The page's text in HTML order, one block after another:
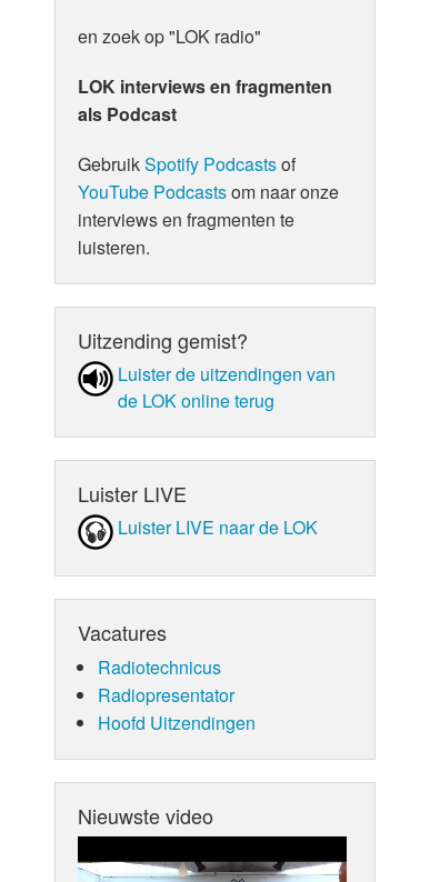
en zoek op "LOK radio"
LOK interviews en fragmenten
als Podcast
GebruikSpotify Podcastsof
YouTube Podcastsom naar onze
interviews en fragmenten te
luisteren.
Uitzending gemist?
Luister de uit­zen­din­gen van
de LOK online terug
Luister LIVE
Luister LIVE naar de LOK
Vacatures
Radiotechnicus
Radiopresentator
Hoofd Uitzendingen
Nieuwste video